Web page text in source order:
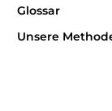
Glossar
Unsere